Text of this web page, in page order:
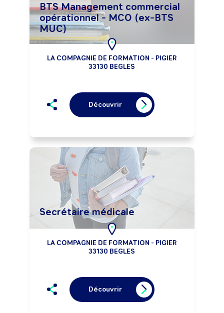
BTS Management commercial
opérationnel - MCO (ex-BTS
MUC)
LA COMPAGNIE DE FORMATION - PIGIER
33130 BEGLES
Découvrir
Secrétaire médicale
LA COMPAGNIE DE FORMATION - PIGIER
33130 BEGLES
Découvrir